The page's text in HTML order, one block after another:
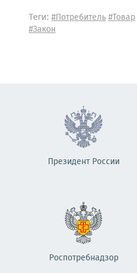
Теги: #Потребитель#Товар
#Закон
Президент России
Роспотребнадзор